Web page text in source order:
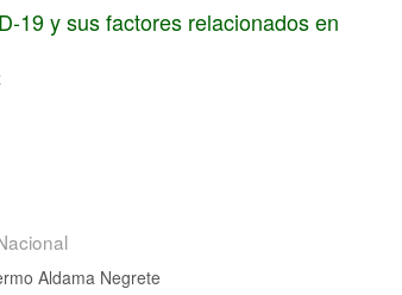
19 y sus factores relacionados en
Aldama Negrete